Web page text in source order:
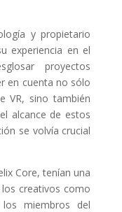
y propietario
experiencia en el
proyectos
en cuenta no sólo
VR, sino también
alcance de estos
se volvía crucial
Core, tenían una
creativos como
miembros del